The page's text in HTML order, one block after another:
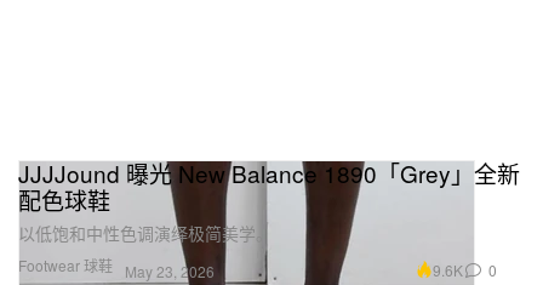
Footwear 球鞋
JJJJound 曝光 New Balance 1890「Grey」全新
配色球鞋
以低饱和中性色调演绎极简美学。
May 23, 2026 9.6K 0